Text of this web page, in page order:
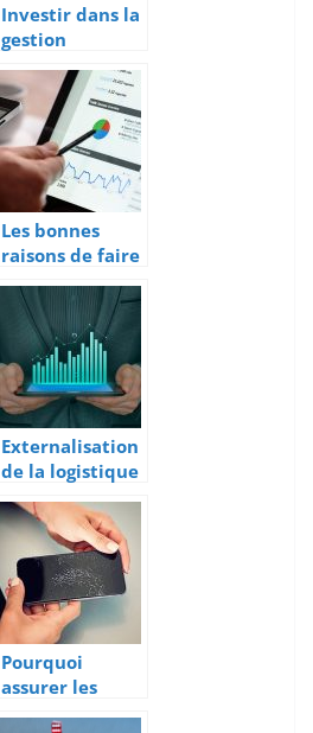
Investir dans la
gestion
clientele pour
booster le
marketing et
les finance
Les bonnes
raisons de faire
appel a une
agence web
Externalisation
de la logistique
: avantages et
inconvenients
Pourquoi
assurer les
appareils